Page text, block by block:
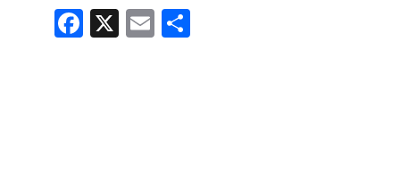
Fa
ce
X E
m
Pa
rt